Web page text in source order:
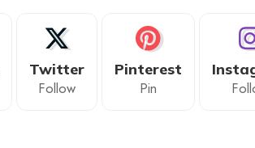
Twitter
Follow
Pinterest
Pin